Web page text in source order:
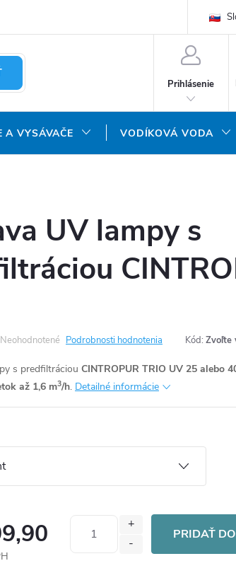
Prihlásenie
A VYSÁVAČE VODÍKOVÁ VODA
UV lampy s
Neohodnotené Podrobnosti hodnotenia Kód: Zvoľte
s predfiltráciou CINTROPUR TRIO UV 25 alebo
až 1,6 m3/h. Detailné informácie
PRIDAŤ